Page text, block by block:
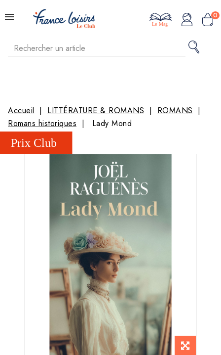
0
Le Mag
Accueil LITTÉRATURE & ROMANS
ROMANS
Romans historiques
Lady Mond